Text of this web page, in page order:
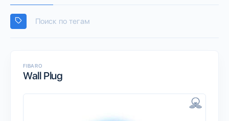
FIBARO
Wall Plug